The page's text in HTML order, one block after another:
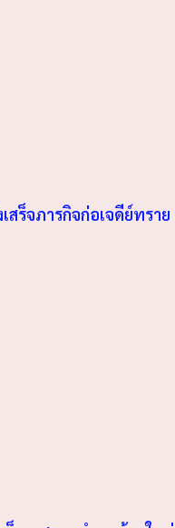
ร็จภารกิจก่อเจดีย์ทราย